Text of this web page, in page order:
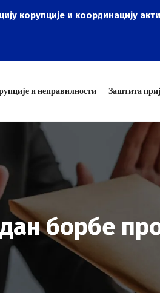
корупције и координацију
и неправилности Заштита
борбе